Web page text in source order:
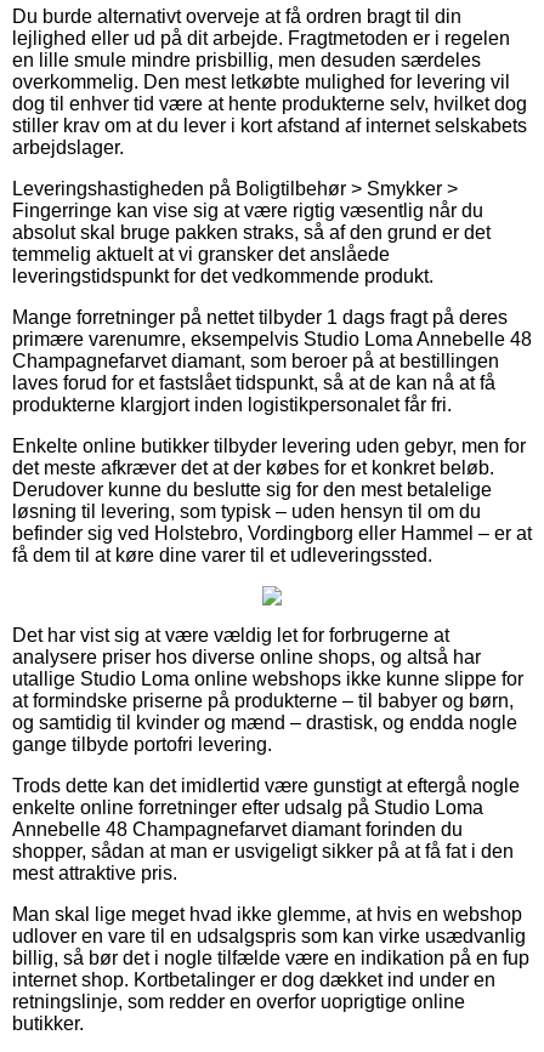
Du burde alternativt overveje at få ordren bragt til din
lejlighed eller ud på dit arbejde. Fragtmetoden er i regelen
en lille smule mindre prisbillig, men desuden særdeles
overkommelig. Den mest letkøbte mulighed for levering vil
dog til enhver tid være at hente produkterne selv, hvilket dog
stiller krav om at du lever i kort afstand af internet selskabets
arbejdslager.
Leveringshastigheden på Boligtilbehør > Smykker >
Fingerringe kan vise sig at være rigtig væsentlig når du
absolut skal bruge pakken straks, så af den grund er det
temmelig aktuelt at vi gransker det anslåede
leveringstidspunkt for det vedkommende produkt.
Mange forretninger på nettet tilbyder 1 dags fragt på deres
primære varenumre, eksempelvis Studio Loma Annebelle 48
Champagnefarvet diamant, som beroer på at bestillingen
laves forud for et fastslået tidspunkt, så at de kan nå at få
produkterne klargjort inden logistikpersonalet får fri.
Enkelte online butikker tilbyder levering uden gebyr, men for
det meste afkræver det at der købes for et konkret beløb.
Derudover kunne du beslutte sig for den mest betalelige
løsning til levering, som typisk – uden hensyn til om du
befinder sig ved Holstebro, Vordingborg eller Hammel – er at
få dem til at køre dine varer til et udleveringssted.
Det har vist sig at være vældig let for forbrugerne at
analysere priser hos diverse online shops, og altså har
utallige Studio Loma online webshops ikke kunne slippe for
at formindske priserne på produkterne – til babyer og børn,
og samtidig til kvinder og mænd – drastisk, og endda nogle
gange tilbyde portofri levering.
Trods dette kan det imidlertid være gunstigt at eftergå nogle
enkelte online forretninger efter udsalg på Studio Loma
Annebelle 48 Champagnefarvet diamant forinden du
shopper, sådan at man er usvigeligt sikker på at få fat i den
mest attraktive pris.
Man skal lige meget hvad ikke glemme, at hvis en webshop
udlover en vare til en udsalgspris som kan virke usædvanlig
billig, så bør det i nogle tilfælde være en indikation på en fup
internet shop. Kortbetalinger er dog dækket ind under en
retningslinje, som redder en overfor uoprigtige online
butikker.